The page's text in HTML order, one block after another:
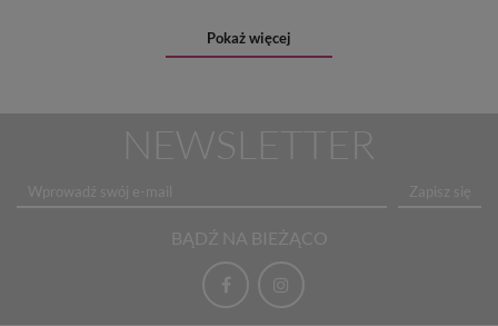
Pokaż więcej
NEWSLETTER
Zapisz się
BĄDŹ NA BIEŻĄCO